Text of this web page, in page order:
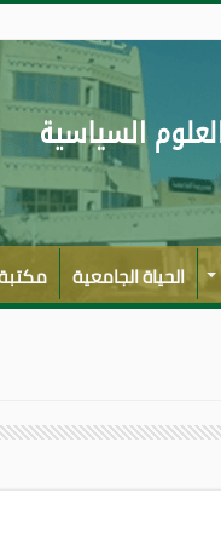
الحياة الجامعية